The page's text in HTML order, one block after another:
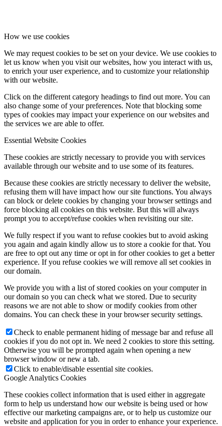
How we use cookies
We may request cookies to be set on your device. We use cookies to
let us know when you visit our websites, how you interact with us,
to enrich your user experience, and to customize your relationship
with our website.
Click on the different category headings to find out more. You can
also change some of your preferences. Note that blocking some
types of cookies may impact your experience on our websites and
the services we are able to offer.
Essential Website Cookies
These cookies are strictly necessary to provide you with services
available through our website and to use some of its features.
Because these cookies are strictly necessary to deliver the website,
refusing them will have impact how our site functions. You always
can block or delete cookies by changing your browser settings and
force blocking all cookies on this website. But this will always
prompt you to accept/refuse cookies when revisiting our site.
We fully respect if you want to refuse cookies but to avoid asking
you again and again kindly allow us to store a cookie for that. You
are free to opt out any time or opt in for other cookies to get a better
experience. If you refuse cookies we will remove all set cookies in
our domain.
We provide you with a list of stored cookies on your computer in
our domain so you can check what we stored. Due to security
reasons we are not able to show or modify cookies from other
domains. You can check these in your browser security settings.
Check to enable permanent hiding of message bar and refuse all
cookies if you do not opt in. We need 2 cookies to store this setting.
Otherwise you will be prompted again when opening a new
browser window or new a tab.
Click to enable/disable essential site cookies.
Google Analytics Cookies
These cookies collect information that is used either in aggregate
form to help us understand how our website is being used or how
effective our marketing campaigns are, or to help us customize our
website and application for you in order to enhance your experience.